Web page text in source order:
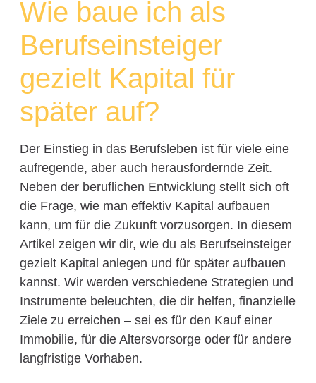
Wie baue ich als
Berufseinsteiger
gezielt Kapital für
später auf?
Der Einstieg in das Berufsleben ist für viele eine
aufregende, aber auch herausfordernde Zeit.
Neben der beruflichen Entwicklung stellt sich oft
die Frage, wie man effektiv Kapital aufbauen
kann, um für die Zukunft vorzusorgen. In diesem
Artikel zeigen wir dir, wie du als Berufseinsteiger
gezielt Kapital anlegen und für später aufbauen
kannst. Wir werden verschiedene Strategien und
Instrumente beleuchten, die dir helfen, finanzielle
Ziele zu erreichen – sei es für den Kauf einer
Immobilie, für die Altersvorsorge oder für andere
langfristige Vorhaben.